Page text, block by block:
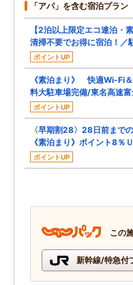
「アパ」を含む宿泊プラン
【2泊以上限定エコ連泊・
清掃不要でお得に宿泊！／
ポイントUP
《素泊まり》 快適Wi-Fi
料大駐車場完備/東名高速
ポイントUP
〈早期割28〉28日前まで
《素泊まり》ポイント8％
ポイントUP
この
新幹線/特急付